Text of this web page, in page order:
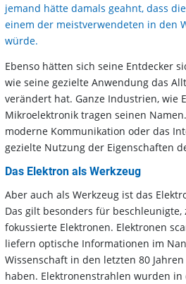
jemand hätte damals geahnt, dass
einem der meistverwendeten in den
würde.
Ebenso hätten sich seine Entdecker
wie seine gezielte Anwendung das
verändert hat. Ganze Industrien, wie
Mikroelektronik tragen seinen
moderne Kommunikation oder das
gezielte Nutzung der Eigenschaften
Das Elektron als Werkzeug
Aber auch als Werkzeug ist das
Das gilt besonders für beschleunigte,
fokussierte Elektronen. Elektronen
liefern optische Informationen im
Wissenschaft in den letzten 80
haben. Elektronenstrahlen wurden in